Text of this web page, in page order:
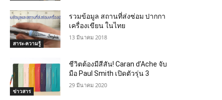
สาระ-ความรู้
รวมข้อมูล สถานที่ส่งซ่อม ปากกา
เครื่องเขียน ในไทย
13 มีนาคม 2018
ข่าวสาร
ชีวิตต้องมีสีสัน! Caran d’Ache จับ
มือ Paul Smith เปิดตัวรุ่น 3
29 มีนาคม 2020